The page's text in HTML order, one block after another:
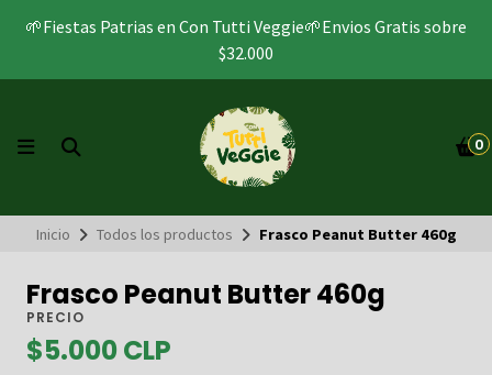
🌱Fiestas Patrias en Con Tutti Veggie🌱Envios Gratis sobre
$32.000
0
Inicio Todos los productos Frasco Peanut Butter 460g
Frasco Peanut Butter 460g
PRECIO
$5.000 CLP